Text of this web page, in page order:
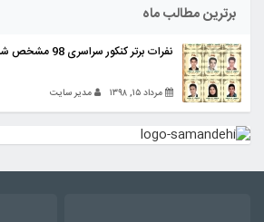
برترین مطالب ماه
نفرات برتر کنکور سراسری 98 مشخص شدند+ مشخصات و تصویر
مرداد ۱۵, ۱۳۹۸ مدیر سایت